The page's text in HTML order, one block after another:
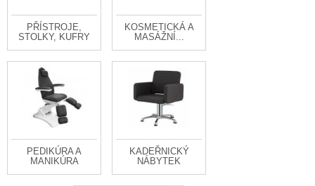
PŘÍSTROJE,
STOLKY, KUFRY
KOSMETICKÁ A
MASÁŽNÍ...
PEDIKÚRA A
MANIKÚRA
KADEŘNICKÝ
NÁBYTEK